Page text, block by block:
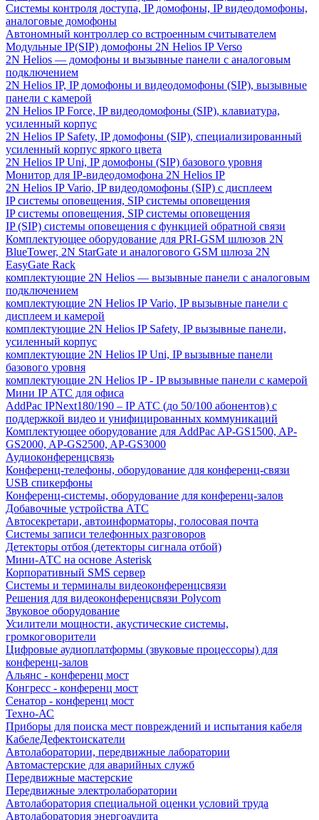
Системы контроля доступа, IP домофоны, IP видеодомофоны,
аналоговые домофоны
Автономный контроллер со встроенным считывателем
Модульные IP(SIP) домофоны 2N Helios IP Verso
2N Helios — домофоны и вызывные панели с аналоговым
подключением
2N Helios IP, IP домофоны и видеодомофоны (SIP), вызывные
панели с камерой
2N Helios IP Force, IP видеодомофоны (SIP), клавиатура,
усиленный корпус
2N Helios IP Safety, IP домофоны (SIP), специализированный
усиленный корпус яркого цвета
2N Helios IP Uni, IP домофоны (SIP) базового уровня
Монитор для IP-видеодомофона 2N Helios IP
2N Helios IP Vario, IP видеодомофоны (SIP) с дисплеем
IP системы оповещения, SIP системы оповещения
IP системы оповещения, SIP системы оповещения
IP (SIP) системы оповещения с функцией обратной связи
Комплектующее оборудование для PRI-GSM шлюзов 2N
BlueTower, 2N StarGate и аналогового GSM шлюза 2N
EasyGate Rack
комплектующие 2N Helios — вызывные панели с аналоговым
подключением
комплектующие 2N Helios IP Vario, IP вызывные панели с
дисплеем и камерой
комплектующие 2N Helios IP Safety, IP вызывные панели,
усиленный корпус
комплектующие 2N Helios IP Uni, IP вызывные панели
базового уровня
комплектующие 2N Helios IP - IP вызывные панели с камерой
Мини IP АТС для офиса
AddPac IPNext180/190 – IP АТС (до 50/100 абонентов) с
поддержкой видео и унифицированных коммуникаций
Комплектующее оборудование для AddPac AP-GS1500, AP-
GS2000, AP-GS2500, AP-GS3000
Аудиоконференцсвязь
Конференц-телефоны, оборудование для конференц-связи
USB спикерфоны
Конференц-системы, оборудование для конференц-залов
Добавочные устройства АТС
Автосекретари, автоинформаторы, голосовая почта
Системы записи телефонных разговоров
Детекторы отбоя (детекторы сигнала отбой)
Мини-АТС на основе Asterisk
Корпоративный SMS сервер
Системы и терминалы видеоконференцсвязи
Решения для видеоконференцсвязи Polycom
Звуковое оборудование
Усилители мощности, акустические системы,
громкоговорители
Цифровые аудиоплатформы (звуковые процессоры) для
конференц-залов
Альянс - конференц мост
Конгресс - конференц мост
Сенатор - конференц мост
Техно-АС
Приборы для поиска мест повреждений и испытания кабеля
КабелеДефектоискатели
Автолаборатории, передвижные лаборатории
Автомастерские для аварийных служб
Передвижные мастерские
Передвижные электролаборатории
Автолаборатория специальной оценки условий труда
Автолаборатория энергоаудита